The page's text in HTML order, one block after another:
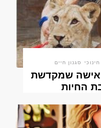
סגנון חיים
שמקדשת
החיות